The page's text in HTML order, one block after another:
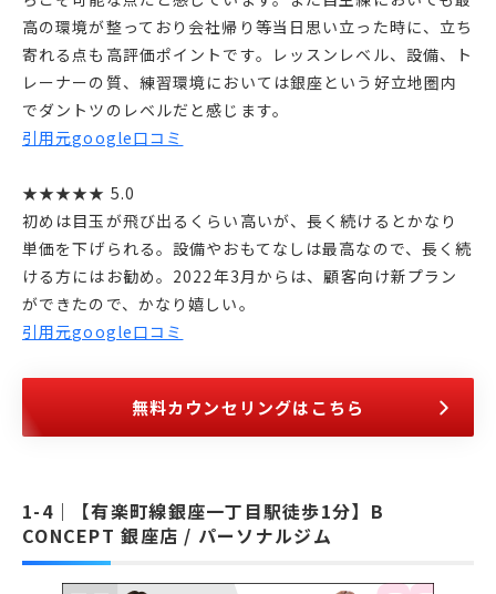
高の環境が整っており会社帰り等当日思い立った時に、立ち
寄れる点も高評価ポイントです。レッスンレベル、設備、ト
レーナーの質、練習環境においては銀座という好立地圏内
でダントツのレベルだと感じます。
引用元google口コミ
★★★★★ 5.0
初めは目玉が飛び出るくらい高いが、長く続けるとかなり
単価を下げられる。設備やおもてなしは最高なので、長く続
ける方にはお勧め。2022年3月からは、顧客向け新プラン
ができたので、かなり嬉しい。
引用元google口コミ
無料カウンセリングはこちら
【有楽町線銀座一丁目駅徒歩1分】B
CONCEPT 銀座店 / パーソナルジム